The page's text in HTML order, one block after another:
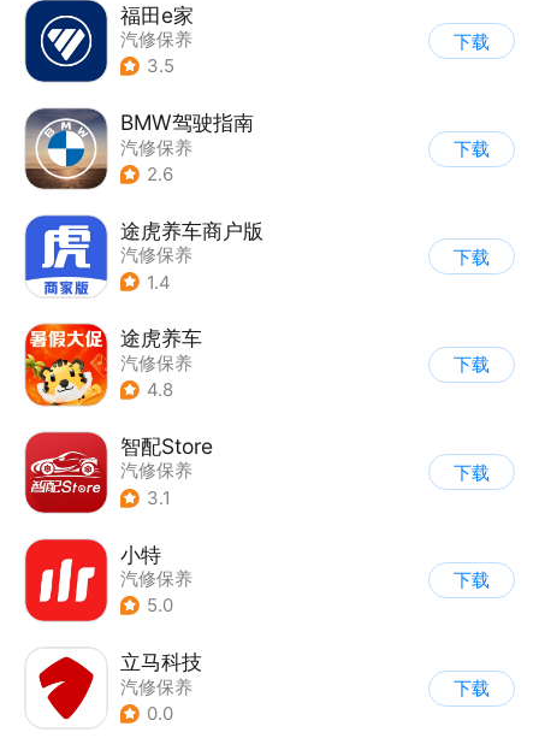
福田e家
汽修保养
3.5
下载
BMW驾驶指南
汽修保养
2.6
下载
途虎养车商户版
汽修保养
1.4
下载
途虎养车
汽修保养
4.8
下载
智配Store
汽修保养
3.1
下载
小特
汽修保养
5.0
下载
立马科技
汽修保养
0.0
下载